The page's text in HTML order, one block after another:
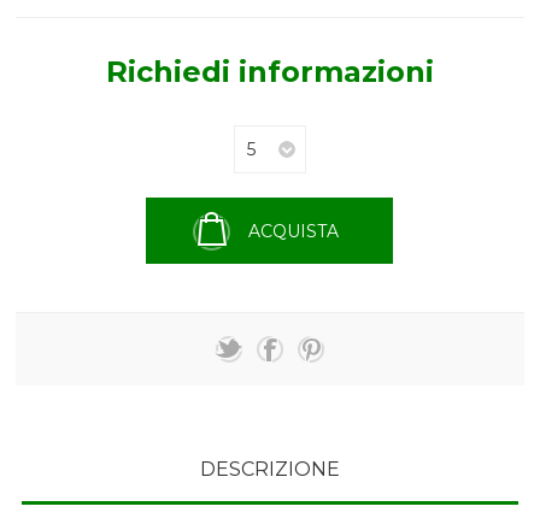
Richiedi informazioni
ACQUISTA
DESCRIZIONE